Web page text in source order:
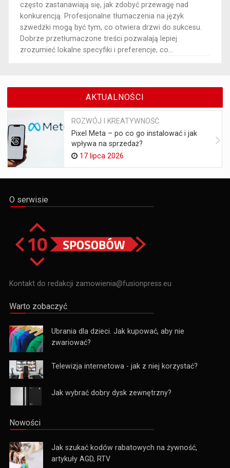
często zastanawiają się, jak zdobyć przewagę nad
konkurencją. Profesjonalne tłumaczenia na język
szwedzki mogą być tym, co otwiera drzwi do sukcesu.
Dobrze przetłumaczone treści pozwalają lepiej
zrozumieć lokalne specyfiki i preferencje, co...
AKTUALNOŚCI
ROZWÓJ I KREATYWNOŚĆ
Pixel Meta – po co go instalować i jak
wpływa na sprzedaż?
17 lipca 2026
O serwisie
Kontakt do redakcji zamowienia@fusionpress.eu
Warto zobaczyć
Ubrania dla dzieci. Jak kupować, aby nie
zwariować?
Telewizja internetowa - jak z niej korzystać?
Jak wybrać dobry dysk zewnętrzny?
Nowości
Jak szukać kodów rabatowych na żywność,
artykuły AGD, RTV